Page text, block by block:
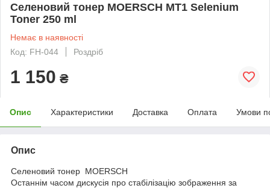
Селеновий тонер MOERSCH MT1 Selenium
Toner 250 ml
Немає в наявності
Код: FH-044
Роздріб
1 150 ₴
Опис Характеристики Доставка Оплата Умови
Опис
Селеновий тонер MOERSCH
Останнім часом дискусія про стабілізацію зображення за